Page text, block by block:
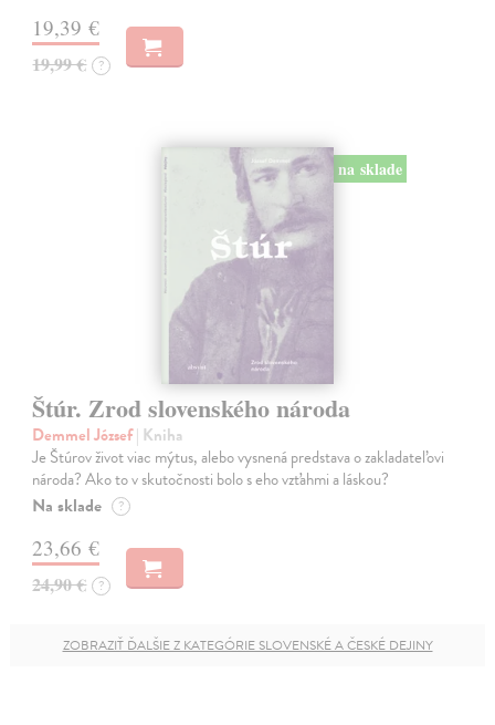
19,39 €
19,99 € ?
na sklade
Štúr. Zrod slovenského národa
Demmel József| Kniha
Je Štúrov život viac mýtus, alebo vysnená predstava o zakladateľovi
národa? Ako to v skutočnosti bolo s eho vzťahmi a láskou?
Na sklade ?
23,66 €
24,90 € ?
ZOBRAZIŤ ĎALŠIE Z KATEGÓRIE SLOVENSKÉ A ČESKÉ DEJINY